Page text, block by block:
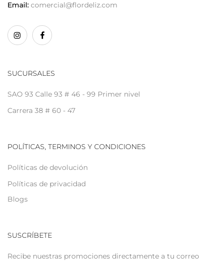
Email: comercial@flordeliz.com
SUCURSALES
SAO 93 Calle 93 # 46 - 99 Primer nivel
Carrera 38 # 60 - 47
POLÍTICAS, TERMINOS Y CONDICIONES
Políticas de devolución
Políticas de privacidad
Blogs
SUSCRÍBETE
Recibe nuestras promociones directamente a tu correo